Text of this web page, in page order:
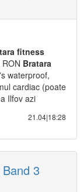
fitness
Bratara
waterproof,
cardiac (poate
Ilfov azi
21.04|18:28
3